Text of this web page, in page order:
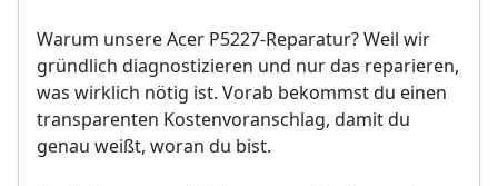
Warum unsere Acer P5227-Reparatur? Weil wir
gründlich diagnostizieren und nur das reparieren,
was wirklich nötig ist. Vorab bekommst du einen
transparenten Kostenvoranschlag, damit du
genau weißt, woran du bist.